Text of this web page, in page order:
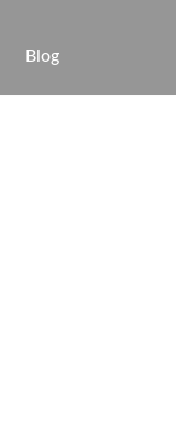
Blog